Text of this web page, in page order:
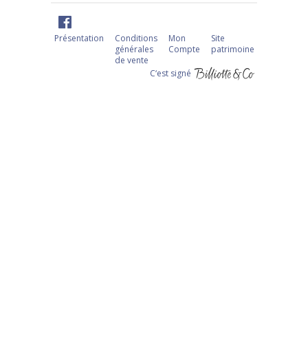
Présentation
Conditions
générales
de vente
Mon
Compte
Site
patrimoine
C‘est signé